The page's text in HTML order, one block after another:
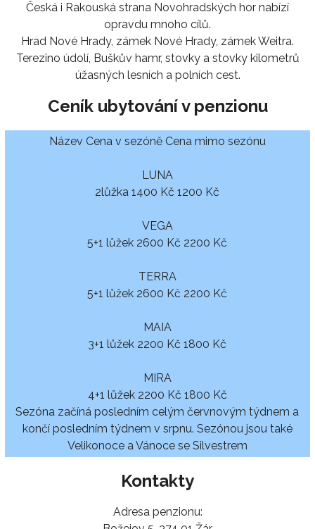
Česká i Rakouská strana Novohradských hor nabízí
opravdu mnoho cílů.
Hrad Nové Hrady, zámek Nové Hrady, zámek Weitra.
Terezino údolí, Buškův hamr, stovky a stovky kilometrů
úžasných lesních a polních cest.
Ceník ubytování v penzionu
Název Cena v sezóně Cena mimo sezónu
LUNA
2lůžka 1400 Kč 1200 Kč
VEGA
5+1 lůžek 2600 Kč 2200 Kč
TERRA
5+1 lůžek 2600 Kč 2200 Kč
MAIA
3+1 lůžek 2200 Kč 1800 Kč
MIRA
4+1 lůžek 2200 Kč 1800 Kč
Sezóna začíná posledním celým červnovým týdnem a
končí posledním týdnem v srpnu. Sezónou jsou také
Velikonoce a Vánoce se Silvestrem
Kontakty
Adresa penzionu: